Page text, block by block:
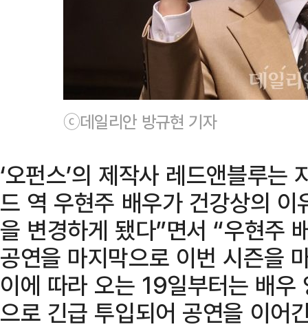
ⓒ데일리안 방규현 기자
‘오펀스’의 제작사 레드앤블루
드 역 우현주 배우가 건강상의
을 변경하게 됐다”면서 “우현주
공연을 마지막으로 이번 시즌을
이에 따라 오는 19일부터는 배우
으로 긴급 투입되어 공연을 이어